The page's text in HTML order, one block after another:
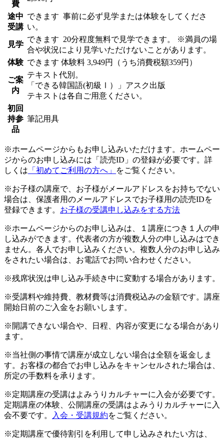
費
途中
受講
できます 事前に必ず見学または体験をしてくださ
い。
見学
できます 20分程度無料で見学できます。 ※満員の場
合や状況により見学いただけないことがあります。
体験 できます 体験料 3,949円（うち消費税額359円）
ご案
内
テキスト代別。
「できる韓国語(初級Ⅰ）」アスク出版
テキストは各自ご用意ください。
初回
持参
品
筆記用具
※ホームページからもお申し込みいただけます。ホームペー
ジからのお申し込みには「読売ID」の登録が必要です。詳
しくは 「初めてご利用の方へ」 をご覧ください。
※お子様の講座で、お子様がメールアドレスをお持ちでない
場合は、保護者用のメールアドレスでお子様用の読売IDを
登録できます。 お子様の受講申し込みをする方法
※ホームページからのお申し込みは、１講座につき１人の申
し込みができます。代表者の方が複数人分の申し込みはでき
ません。各人でお申し込みください。複数人分のお申し込み
をされたい場合は、お電話でお問い合わせください。
※残席状況は申し込み手続き中に変動する場合があります。
※受講料や維持費、教材費等は消費税込みの金額です。講座
開始日前のご入金をお願いします。
※開講できない場合や、日程、内容が変更になる場合があり
ます。
※当社側の事情で講座が成立しない場合は全額を返金しま
す。お客様の都合でお申し込みをキャンセルされた場合は、
所定の手数料を承ります。
※定期講座の受講はよみうりカルチャーに入会が必要です。
定期講座の体験、公開講座の受講はよみうりカルチャーに入
会不要です。
入会・受講規約をご覧ください。
※定期講座で優待割引を利用して申し込みされたい方は、